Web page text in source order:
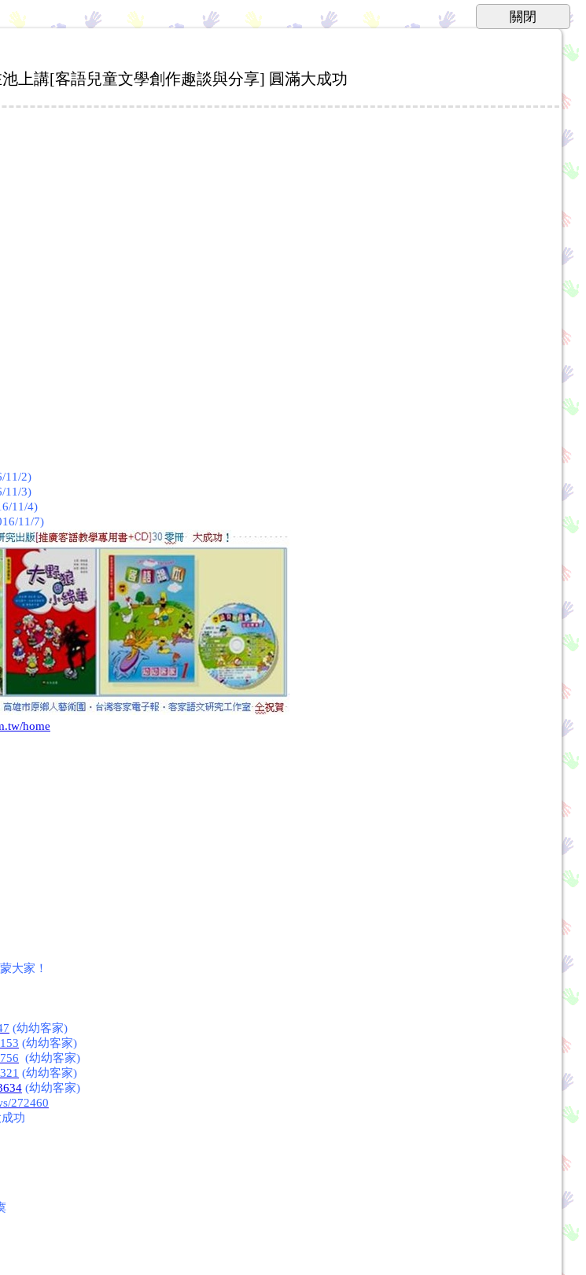
上講[客語兒童文學創作趣談與分享] 圓滿大成功
11/2)
11/3)
11/4)
11/7)
home
大家！
(幼幼客家)
(幼幼客家)
(幼幼客家)
(幼幼客家)
(幼幼客家)
272460
功